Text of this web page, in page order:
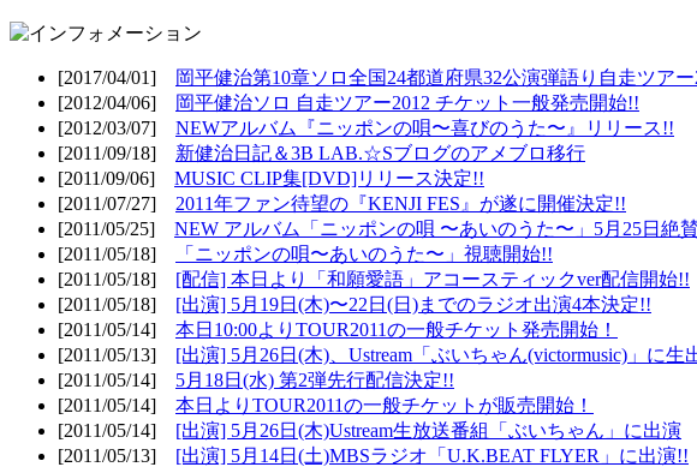
[2017/04/01]
岡平健治第10章ソロ全国24都道府県32公演弾語り自走ツア
[2012/04/06]
岡平健治ソロ 自走ツアー2012 チケット一般発売開始!!
[2012/03/07] NEWアルバム『ニッポンの唄〜喜びのうた〜』リリース!!
[2011/09/18] 新健治日記＆3B LAB.☆Sブログのアメブロ移行
[2011/09/06] MUSIC CLIP集[DVD]リリース決定!!
[2011/07/27] 2011年ファン待望の『KENJI FES』が遂に開催決定!!
[2011/05/25] NEW アルバム「ニッポンの唄 〜あいのうた〜」5月25日絶
[2011/05/18]
「ニッポンの唄〜あいのうた〜」視聴開始!!
[2011/05/18] [配信] 本日より「和願愛語」アコースティックver配信開始!!
[2011/05/18] [出演] 5月19日(木)〜22日(日)までのラジオ出演4本決定!!
[2011/05/14] 本日10:00よりTOUR2011の一般チケット発売開始！
[2011/05/13] [出演] 5月26日(木)、Ustream「ぶいちゃん(victormusic)」に生
[2011/05/14] 5月18日(水) 第2弾先行配信決定!!
[2011/05/14] 本日よりTOUR2011の一般チケットが販売開始！
[2011/05/14] [出演] 5月26日(木)Ustream生放送番組「ぶいちゃん」に出演
[2011/05/13] [出演] 5月14日(土)MBSラジオ「U.K.BEAT FLYER」に出演!!